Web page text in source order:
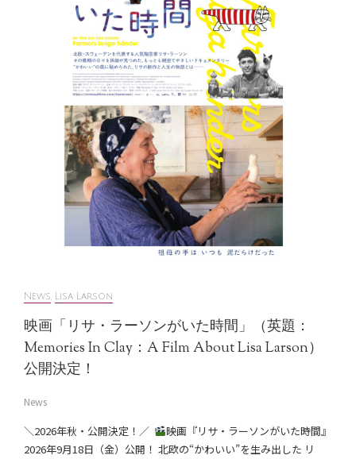
News, Lisa Larson
映画「リサ・ラーソンがいた時間」（英題：
Memories In Clay：A Film About Lisa Larson）
公開決定！
News
＼2026年秋・公開決定！／ ⁠
映画『リサ・ラーソンがいた時間』
2026年9月18日（金）公開！ 北欧の“かわいい”を生み出した リ